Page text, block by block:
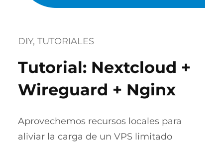
DIY, TUTORIALES
Tutorial: Nextcloud +
Wireguard + Nginx
Aprovechemos recursos locales para
aliviar la carga de un VPS limitado